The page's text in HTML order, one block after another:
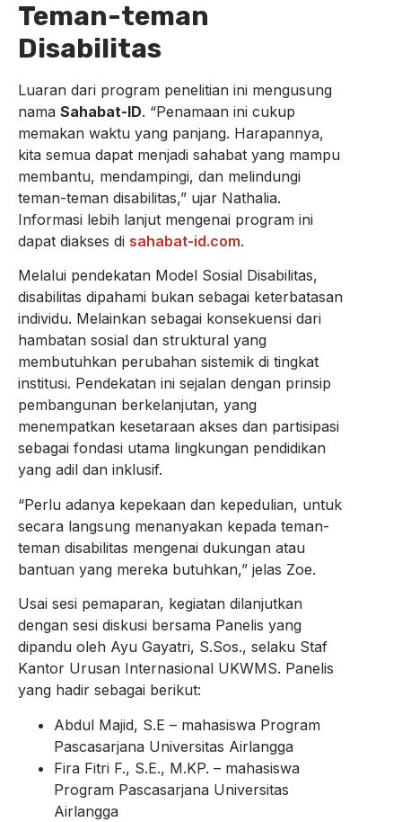
Teman-teman
Disabilitas
Luaran dari program penelitian ini mengusung
nama Sahabat-ID. “Penamaan ini cukup
memakan waktu yang panjang. Harapannya,
kita semua dapat menjadi sahabat yang mampu
membantu, mendampingi, dan melindungi
teman-teman disabilitas,” ujar Nathalia.
Informasi lebih lanjut mengenai program ini
dapat diakses di sahabat-id.com.
Melalui pendekatan Model Sosial Disabilitas,
disabilitas dipahami bukan sebagai keterbatasan
individu. Melainkan sebagai konsekuensi dari
hambatan sosial dan struktural yang
membutuhkan perubahan sistemik di tingkat
institusi. Pendekatan ini sejalan dengan prinsip
pembangunan berkelanjutan, yang
menempatkan kesetaraan akses dan partisipasi
sebagai fondasi utama lingkungan pendidikan
yang adil dan inklusif.
“Perlu adanya kepekaan dan kepedulian, untuk
secara langsung menanyakan kepada teman-
teman disabilitas mengenai dukungan atau
bantuan yang mereka butuhkan,” jelas Zoe.
Usai sesi pemaparan, kegiatan dilanjutkan
dengan sesi diskusi bersama Panelis yang
dipandu oleh Ayu Gayatri, S.Sos., selaku Staf
Kantor Urusan Internasional UKWMS. Panelis
yang hadir sebagai berikut:
Abdul Majid, S.E – mahasiswa Program
Pascasarjana Universitas Airlangga
Fira Fitri F., S.E., M.KP. – mahasiswa
Program Pascasarjana Universitas
Airlangga